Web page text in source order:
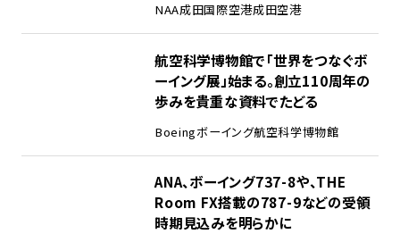
NAA成田国際空港成田空港
航空科学博物館で「世界をつなぐボ
ーイング展」始まる。創立110周年の
歩みを貴重な資料でたどる
Boeingボーイング航空科学博物館
ANA、ボーイング737-8や、THE
Room FX搭載の787-9などの受領
時期見込みを明らかに